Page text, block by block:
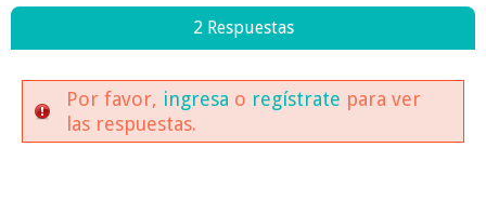
2 Respuestas
Por favor, ingresa o regístrate para ver
las respuestas.